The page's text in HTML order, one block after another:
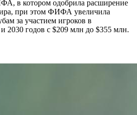
в котором одобрила расширение
при этом ФИФА увеличила
за участием игроков в
2030 годов с $209 млн до $355 млн.